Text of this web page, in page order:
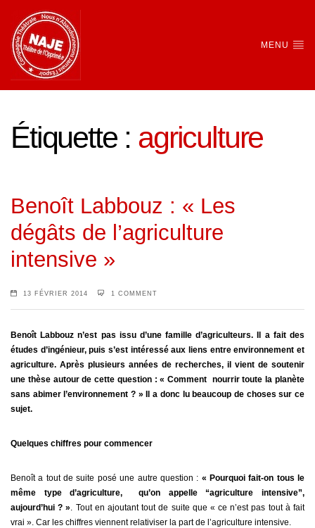
MENU
Étiquette : agriculture
Benoît Labbouz : « Les
dégâts de l’agriculture
intensive »
13 FÉVRIER 2014 1 COMMENT
Benoît Labbouz n’est pas issu d’une famille d’agriculteurs. Il a fait des
études d’ingénieur, puis s’est intéressé aux liens entre environnement et
agriculture. Après plusieurs années de recherches, il vient de soutenir
une thèse autour de cette question : « Comment nourrir toute la planète
sans abimer l’environnement ? » Il a donc lu beaucoup de choses sur ce
sujet.
Quelques chiffres pour commencer
Benoît a tout de suite posé une autre question : « Pourquoi fait-on tous le
même type d’agriculture, qu’on appelle “agriculture intensive”,
aujourd’hui ? » . Tout en ajoutant tout de suite que « ce n’est pas tout à fait
vrai ». Car les chiffres viennent relativiser la part de l’agriculture intensive.